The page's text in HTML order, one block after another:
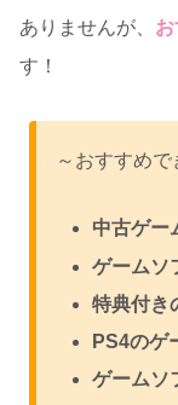
ありませんが、
す！
～おすすめで
中古ゲー
ゲームソ
特典付き
PS4のゲ
ゲームソ